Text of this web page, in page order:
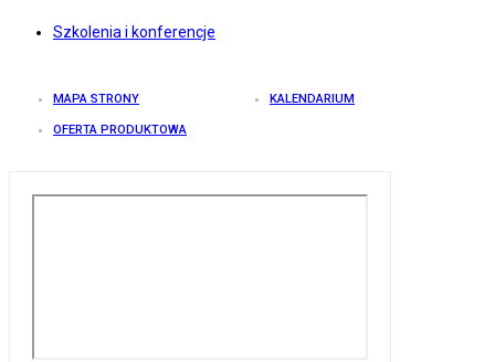
Szkolenia i konferencje
MAPA STRONY KALENDARIUM
OFERTA PRODUKTOWA